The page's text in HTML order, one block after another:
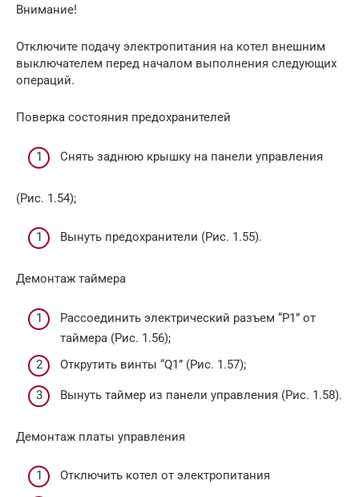
Внимание!
Отключите подачу электропитания на котел внешним
выключателем перед началом выполнения следующих
операций.
Поверка состояния предохранителей
Снять заднюю крышку на панели управления
(Рис. 1.54);
Вынуть предохранители (Рис. 1.55).
Демонтаж таймера
Рассоединить электрический разъем “P1” от
таймера (Рис. 1.56);
Открутить винты “Q1” (Рис. 1.57);
Вынуть таймер из панели управления (Рис. 1.58).
Демонтаж платы управления
Отключить котел от электропитания